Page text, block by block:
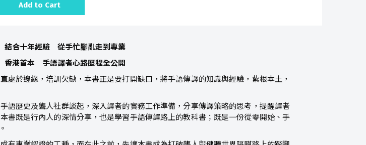
Add to Cart
結合十年經驗 從手忙腳亂走到專業
香港首本 手語譯者心路歷程全公開
處於邊緣，培訓欠缺，本書正是要打開缺口，將手語傳譯的知識與經驗，紥根本土，
語歷史及聾人社群談起，深入譯者的實務工作準備，分享傳譯策略的思考，提醒譯者
書既是行內人的深情分享，也是學習手語傳譯路上的教科書；既是一份從零開始、手
許。